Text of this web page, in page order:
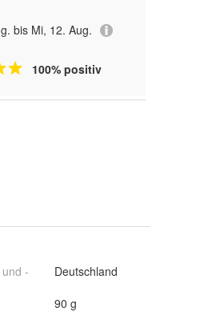
bis Mi, 12. Aug.
100% positiv
-
Deutschland
90 g